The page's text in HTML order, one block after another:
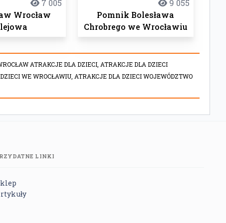
7 005
Wrocław
9 055
Pomnik Bolesława
Chrobrego we Wrocławiu
ATRAKCJE DLA DZIECI,ATRAKCJE DLA DZIECI
WE WROCŁAWIU,ATRAKCJE DLA DZIECI WOJEWÓDZTWO
LINKI